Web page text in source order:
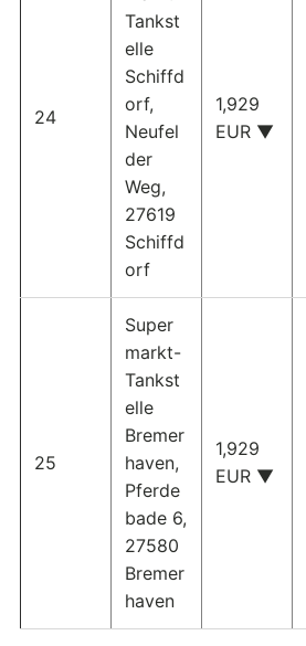
24
Tankst
elle
Schiffd
orf,
Neufel
der
Weg,
27619
Schiffd
orf
1,929
EUR ▼
25
Super
markt-
Tankst
elle
Bremer
haven,
Pferde
bade 6,
27580
Bremer
haven
1,929
EUR ▼